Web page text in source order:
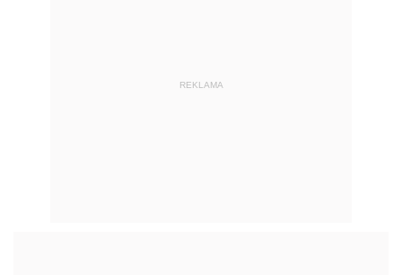
REKLAMA